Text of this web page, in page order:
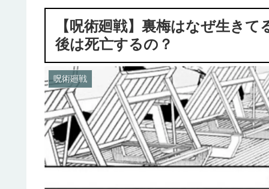
【呪術廻戦】裏梅はなぜ生き
後は死亡するの？
呪術廻戦